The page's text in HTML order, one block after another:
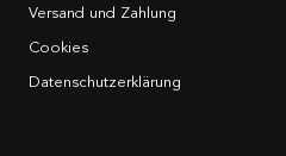
Versand und Zahlung
Cookies
Datenschutzerklärung